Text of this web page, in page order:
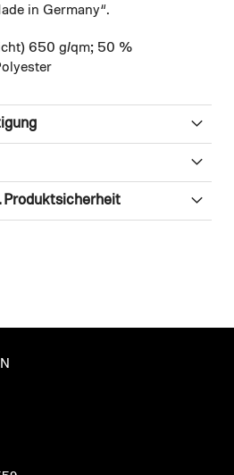
in Germany“.
650 g/qm; 50 %
Produktsicherheit